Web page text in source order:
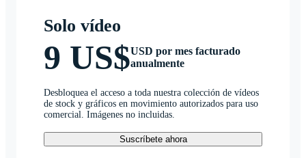
Solo vídeo
9 US$USD por mes facturado
anualmente
Desbloquea el acceso a toda nuestra colección de vídeos
de stock y gráficos en movimiento autorizados para uso
comercial. Imágenes no incluidas.
Suscríbete ahora